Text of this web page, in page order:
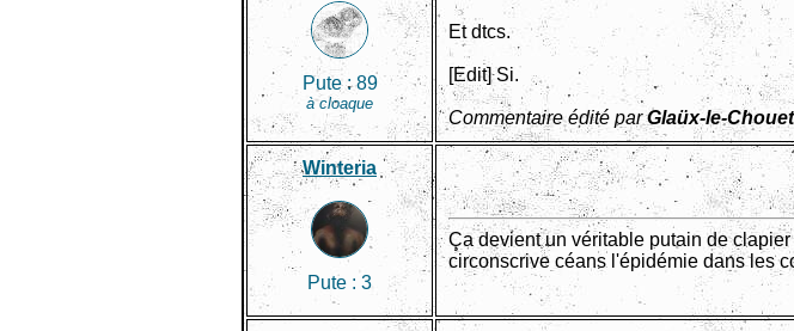
Pute :89
à cloaque
Et dtcs.
[Edit] Si.
Commentaire édité parGlaüx-le-
Winteria
Pute : 3
Ça devient un véritable putain de
circonscrive céans l'épidémie dans les